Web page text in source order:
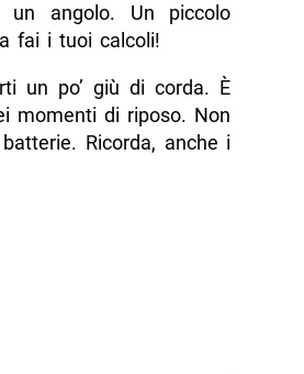
angolo. Un piccolo
fai i tuoi calcoli!
un po’ giù di corda. È
momenti di riposo. Non
Ricorda, anche i